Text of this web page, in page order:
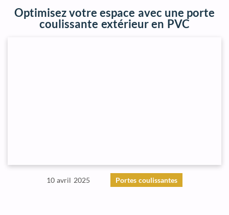
Optimisez votre espace avec une porte
coulissante extérieur en PVC
10 avril 2025 Portes coulissantes